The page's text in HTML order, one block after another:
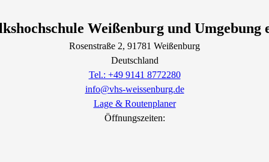
Weißenburg und Umgebung
Rosenstraße 2, 91781 Weißenburg
Deutschland
Tel.: +49 9141 8772280
info@vhs-weissenburg.de
Lage & Routenplaner
Öffnungszeiten: